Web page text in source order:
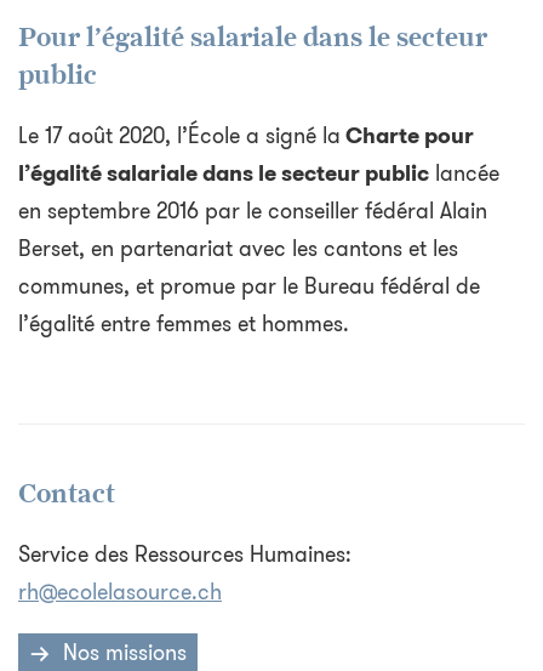
Pour l’égalité salariale dans le secteur
public
Le 17 août 2020, l’École a signé laCharte pour
l’égalité salariale dans le secteur public lancée
en septembre 2016 par le conseiller fédéral Alain
Berset, en partenariat avec les cantons et les
communes, et promue par le Bureau fédéral de
l’égalité entre femmes et hommes.
Contact
Service des Ressources Humaines:
rh@ecolelasource.ch
Nos missions